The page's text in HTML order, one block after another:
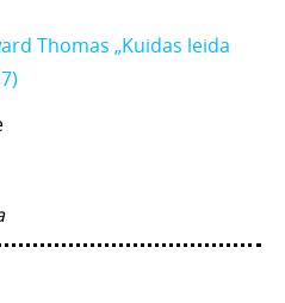
Thomas „Kuidas leida